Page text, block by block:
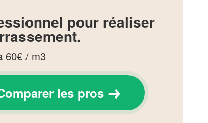
pour réaliser
60€ / m3
les pros